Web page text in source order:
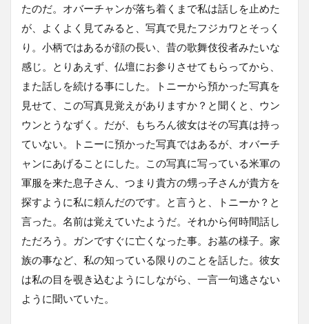
たのだ。オバーチャンが落ち着くまで私は話しを止めた
が、よくよく見てみると、写真で見たフジカワとそっく
り。小柄ではあるが顔の長い、昔の歌舞伎役者みたいな
感じ。とりあえず、仏壇にお参りさせてもらってから、
また話しを続ける事にした。トニーから預かった写真を
見せて、この写真見覚えがありますか？と聞くと、ウン
ウンとうなずく。だが、もちろん彼女はその写真は持っ
ていない。トニーに預かった写真ではあるが、オバーチ
ャンにあげることにした。この写真に写っている米軍の
軍服を来た息子さん、つまり貴方の甥っ子さんが貴方を
探すように私に頼んだのです。と言うと、トニーか？と
言った。名前は覚えていたようだ。それから何時間話し
ただろう。ガンですぐに亡くなった事。お墓の様子。家
族の事など、私の知っている限りのことを話した。彼女
は私の目を覗き込むようにしながら、一言一句逃さない
ように聞いていた。